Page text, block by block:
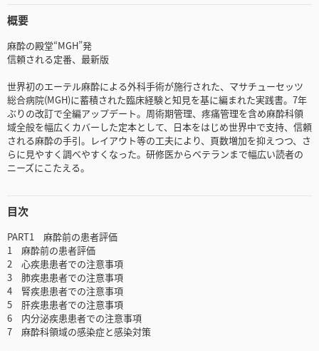
概要
麻酔の殿堂“MGH”発
信頼される定番、最新版
世界初のエーテル麻酔による外科手術が施行された、マサチューセッツ
総合病院(MGH)に蓄積された臨床経験と知見を基に編まれた実践書。7年
ぶりの改訂で全編アップデート。周術期管理、疼痛管理を含め麻酔科領
域全般を幅広くカバーした定本として、日本をはじめ世界中で支持、信頼
される麻酔の手引。レイアウト等の工夫により、頁数増加を抑えつつ、さ
らに見やすく調べやすくなった。研修医からベテランまで幅広い読者の
ニーズにこたえる。
目次
PART1 麻酔前の患者評価
1 麻酔前の患者評価
2 心疾患患者での注意事項
3 肺疾患患者での注意事項
4 腎疾患患者での注意事項
5 肝疾患患者での注意事項
6 内分泌疾患患者での注意事項
7 麻酔科領域の感染症と感染対策